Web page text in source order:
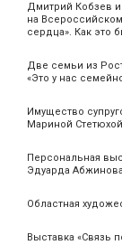
Дмитрий Кобзев и
на
сердца». Как это
Две семьи из
«Это у нас
Имущество
Мариной Стетюхой
Персональная
Эдуарда
Областная
Выставка «Связь